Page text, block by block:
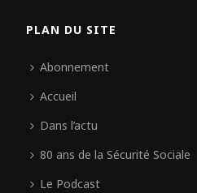
PLAN DU SITE
Abonnement
Accueil
Dans l’actu
80 ans de la Sécurité Sociale
Le Podcast